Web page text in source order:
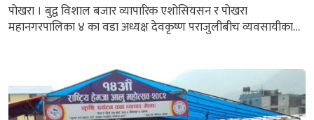
पोखरा । बुद्व विशाल बजार व्यापारिक एशोसियसन र पोखरा
महानगरपालिका ४ का वडा अध्यक्ष देवकृष्ण पराजुलीबीच व्यवसायीका
वोल्दै पोखरा महानगरपालिका ४ का वडा अध्यक्ष देवकृष्ण पराजुलीले
आफ्नो वडा भित्रका व्यवसायीलाई कसरी सहजीकरण गरेर व्यवसायीका
विभिन्न समस्याहरूलाई समाधान गर्ने सकिन्छ भन्ने...